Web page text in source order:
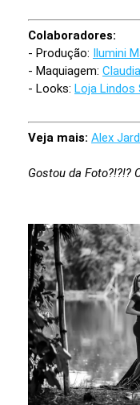
Colaboradores:
- Produção: Ilumini
- Maquiagem:
- Looks: Loja Lindos
Veja mais: Alex
Gostou da Foto?!?!?